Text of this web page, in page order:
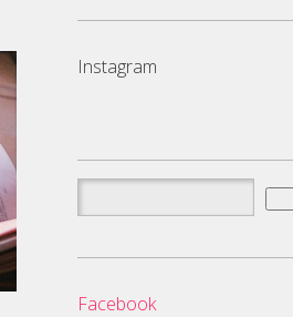
Instagram
Szukaj:
Facebook